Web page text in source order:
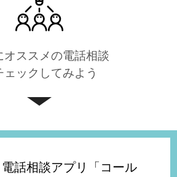
オススメの電話相談
ェックしてみよう
話相談アプリ「コール